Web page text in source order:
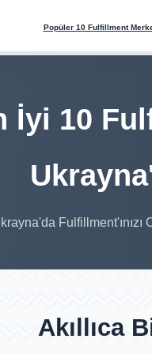
Popüler 10 Fulfillment
İyi 10
Akıllıca